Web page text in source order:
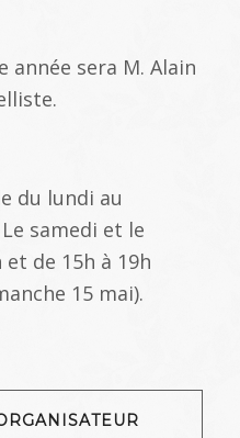
année sera M. Alain
du lundi au
samedi et le
de 15h à 19h
15 mai).